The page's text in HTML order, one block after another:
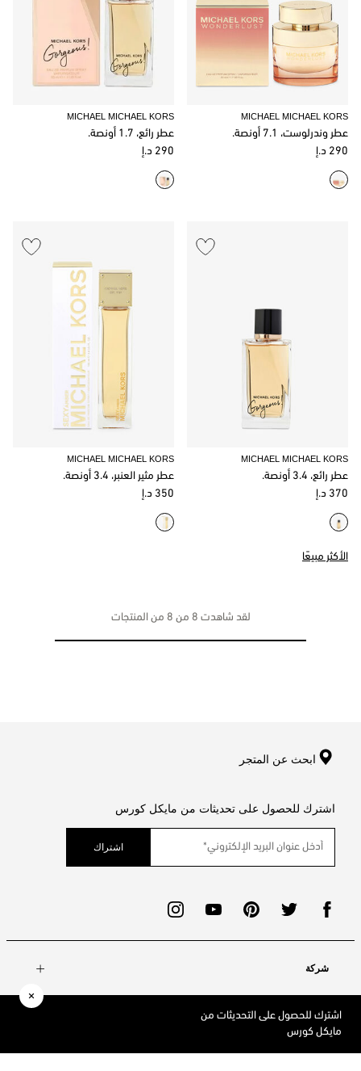
MICHAEL MICHAEL KORS
عطر وندرلوست، 7.1 أونصة.
290 د.إ
MICHAEL MICHAEL KORS
عطر رائع، 1.7 أونصة.
290 د.إ
MICHAEL MICHAEL KORS
عطر رائع، 3.4 أونصة.
370 د.إ
الأكثر مبيعًا
MICHAEL MICHAEL KORS
عطر مثير العنبر، 3.4 أونصة.
350 د.إ
لقد شاهدت 8 من 8 من المنتجات
اشترك للحصول على التحديثات من
مايكل كورس
ابحث عن المتجر
اشترك للحصول على تحديثات من مايكل كورس
اشتراك
شركة
حسابي